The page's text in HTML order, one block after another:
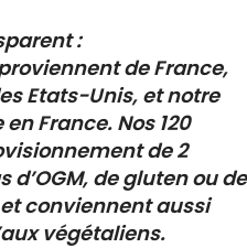
:
de France,
Etats-Unis, et notre
France. Nos 120
de 2
de gluten ou de
conviennent aussi
végétaliens.